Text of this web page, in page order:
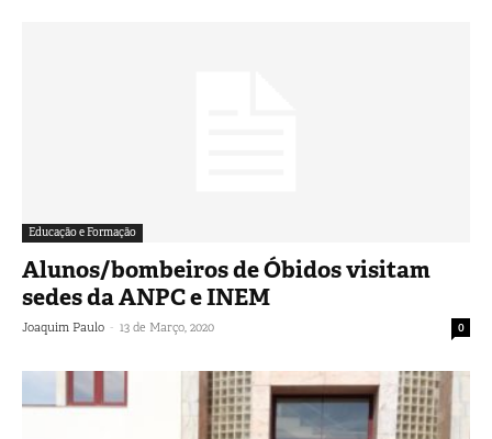
Educação e Formação
Alunos/bombeiros de Óbidos visitam
sedes da ANPC e INEM
Joaquim Paulo - 13 de Março, 2020 0